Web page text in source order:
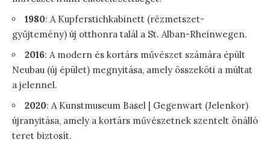
1980: A Kupferstichkabinett (rézmetszet-
gyűjtemény) új otthonra talál a St. Alban-Rheinwegen.
2016: A modern és kortárs művészet számára épült
Neubau (új épület) megnyitása, amely összeköti a múltat
a jelennel.
2020: A Kunstmuseum Basel | Gegenwart (Jelenkor)
újranyitása, amely a kortárs művészetnek szentelt önálló
teret biztosít.